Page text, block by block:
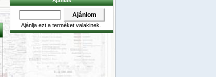
Ajánlja ezt a terméket valakinek.